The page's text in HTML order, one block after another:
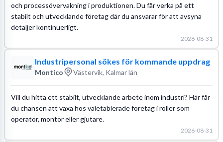
och processövervakning i produktionen. Du får verka på ett
stabilt och utvecklande företag där du ansvarar för att avsyna
detaljer kontinuerligt.
2026-08-31
Industripersonal sökes för kommande uppdrag
Montico Västervik, Kalmar län
Vill du hitta ett stabilt, utvecklande arbete inom industri? Här får
du chansen att växa hos väletablerade företag i roller som
operatör, montör eller gjutare.
2026-08-31